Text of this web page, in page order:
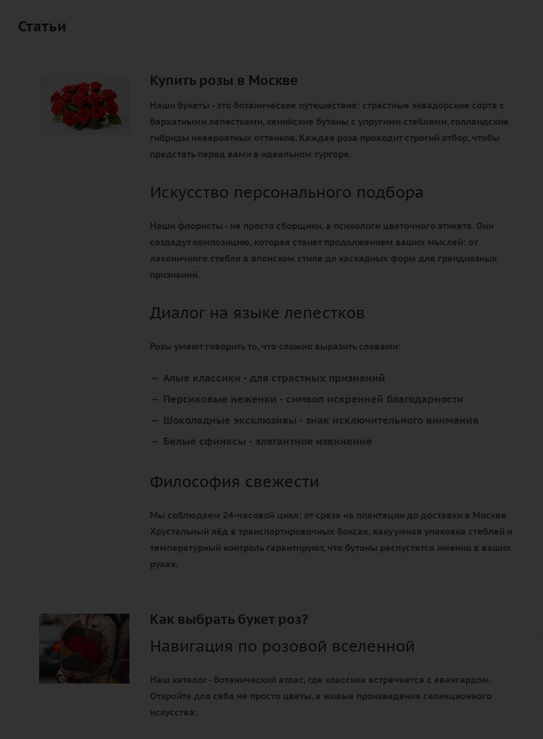
Статьи
Купить розы в Москве
Наши букеты - это ботаническое путешествие: страстные эквадорские сорта с
бархатными лепестками, кенийские бутоны с упругими стеблями, голландские
гибриды невероятных оттенков. Каждая роза проходит строгий отбор, чтобы
предстать перед вами в идеальном тургоре.
Искусство персонального подбора
Наши флористы - не просто сборщики, а психологи цветочного этикета. Они
создадут композицию, которая станет продолжением ваших мыслей: от
лаконичного стебля в японском стиле до каскадных форм для грандиозных
признаний.
Диалог на языке лепестков
Розы умеют говорить то, что сложно выразить словами:
Алые классики - для страстных признаний
Персиковые неженки - символ искренней благодарности
Шоколадные эксклюзивы - знак исключительного внимания
Белые сфинксы - элегантное извинение
Философия свежести
Мы соблюдаем 24-часовой цикл: от среза на плантации до доставки в Москве.
Хрустальный лёд в транспортировочных боксах, вакуумная упаковка стеблей и
температурный контроль гарантируют, что бутоны распустятся именно в ваших
руках.
Как выбрать букет роз?
Навигация по розовой вселенной
Наш каталог - ботанический атлас, где классика встречается с авангардом.
Откройте для себя не просто цветы, а живые произведения селекционного
искусства: